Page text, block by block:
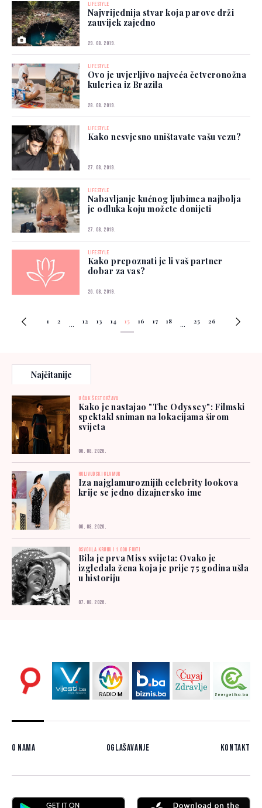
LIFESTYLE
Najvrijednija stvar koja parove drži
zauvijek zajedno
29. 08. 2019.
LIFESTYLE
Ovo je uvjerljivo najveća četveronožna
kulerica iz Brazila
28. 08. 2019.
LIFESTYLE
Kako nesvjesno uništavate vašu vezu?
27. 08. 2019.
LIFESTYLE
Nabavljanje kućnog ljubimca najbolja
je odluka koju možete donijeti
27. 08. 2019.
LIFESTYLE
Kako prepoznati je li vaš partner
dobar za vas?
26. 08. 2019.
1 2 ... 12 13 14 15 16 17 18 ... 25 26
Najčitanije
U ČAK ŠEST DRŽAVA
Kako je nastajao "The Odyssey": Filmski
spektakl sniman na lokacijama širom
svijeta
06. 08. 2026.
HOLIVUDSKI GLAMUR
Iza najglamuroznijih celebrity lookova
krije se jedno dizajnersko ime
06. 08. 2026.
OSVOJILA KRUNU I 1.000 FUNTI
Bila je prva Miss svijeta: Ovako je
izgledala žena koja je prije 75 godina ušla
u historiju
07. 08. 2026.
O nama Oglašavanje Kontakt